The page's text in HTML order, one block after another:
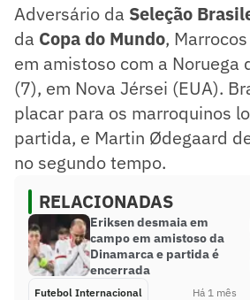
Adversário da Seleção
da Copa do Mundo,
em amistoso com a Noruega
(7), em Nova Jérsei (EUA).
placar para os marroquinos
partida, e Martin Ødegaard
no segundo tempo.
RELACIONADAS
Eriksen desmaia em
campo em amistoso da
Dinamarca e partida é
encerrada
Futebol Internacional Há 1 mês